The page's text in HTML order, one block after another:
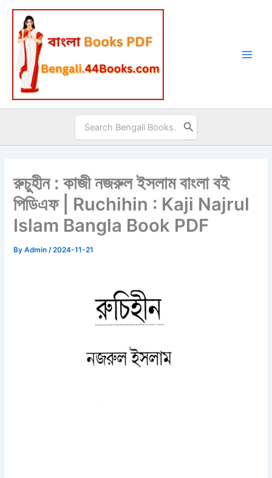
Skip
content
Search
for:
রুচুহীন : কাজী নজরুল ইসলাম বাংলা বই
পিডিএফ | Ruchihin : Kaji Najrul
Islam Bangla Book PDF
ByAdmin/2024-11-21